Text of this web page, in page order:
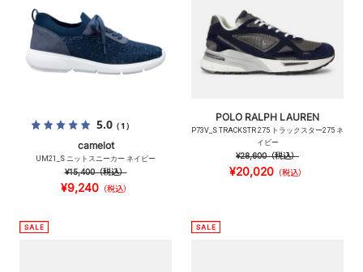
5.0（1）
camelot
UM21_S ニットスニーカー ネイビー
¥15,400（税込）
¥9,240（税込）
POLO RALPH LAUREN
P73V_S TRACKSTR 275 トラックスター275 ネ
イビー
¥28,600（税込）
¥20,020（税込）